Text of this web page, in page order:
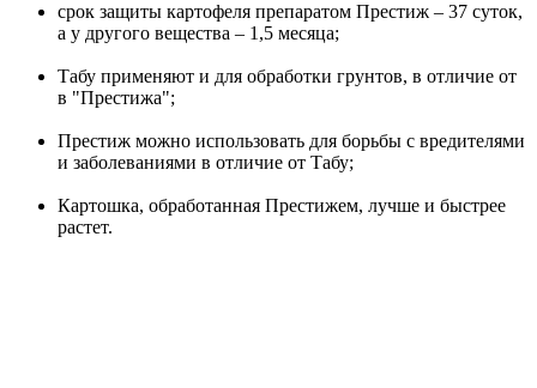
срок защиты картофеля препаратом Престиж – 37 суток,
а у другого вещества – 1,5 месяца;
Табу применяют и для обработки грунтов, в отличие от
в "Престижа";
Престиж можно использовать для борьбы с вредителями
и заболеваниями в отличие от Табу;
Картошка, обработанная Престижем, лучше и быстрее
растет.